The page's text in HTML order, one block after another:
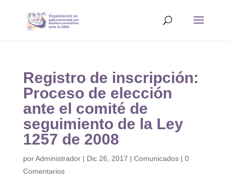
Registro de inscripción:
Proceso de elección
ante el comité de
seguimiento de la Ley
1257 de 2008
porAdministrador| Dic 26, 2017 | Comunicados| 0
Comentarios